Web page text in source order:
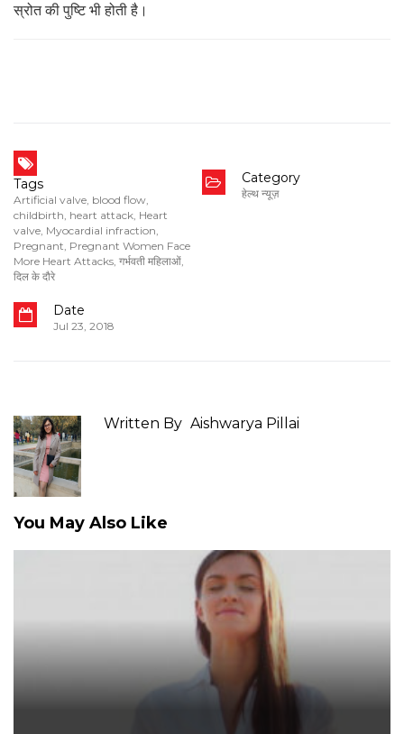
स्रोत की पुष्टि भी होती है।
Tags
Artificial valve, blood flow,
childbirth, heart attack, Heart
valve, Myocardial infraction,
Pregnant, Pregnant Women Face
More Heart Attacks, गर्भवती महिलाओं,
दिल के दौरे
Category
हेल्थ न्यूज़
Date
Jul 23, 2018
Written By Aishwarya Pillai
You May Also Like